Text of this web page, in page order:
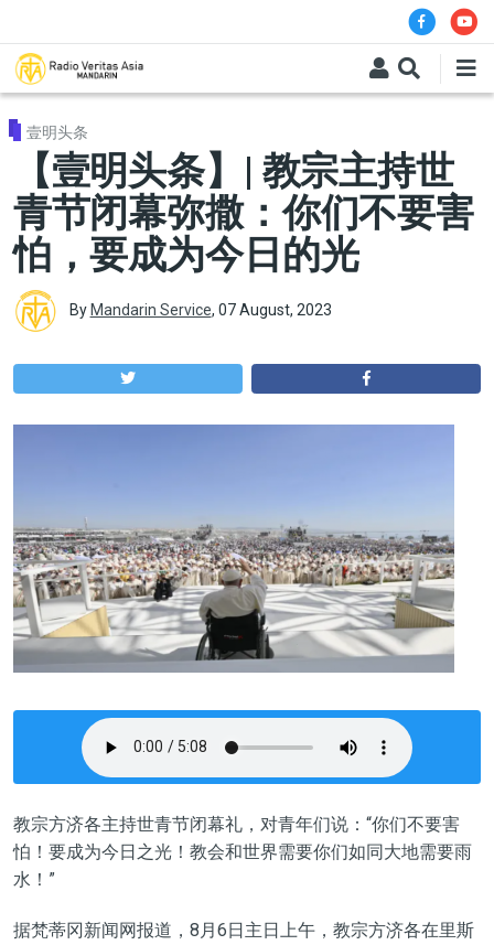
壹明头条
【壹明头条】| 教宗主持世
青节闭幕弥撒：你们不要害
怕，要成为今日的光
By Mandarin Service, 07 August, 2023
教宗方济各主持世青节闭幕礼，对青年们说：“你们不要害
怕！要成为今日之光！教会和世界需要你们如同大地需要雨
水！”
据梵蒂冈新闻网报道，8月6日主日上午，教宗方济各在里斯